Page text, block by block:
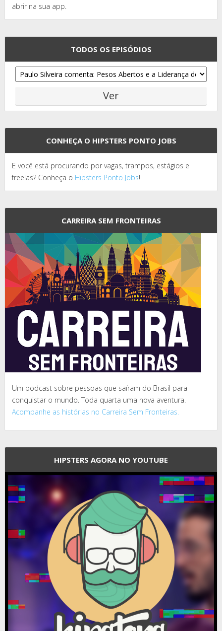
abrir na sua app.
TODOS OS EPISÓDIOS
CONHEÇA O HIPSTERS PONTO JOBS
E você está procurando por vagas, trampos, estágios e
freelas? Conheça o Hipsters Ponto Jobs!
CARREIRA SEM FRONTEIRAS
Um podcast sobre pessoas que saíram do Brasil para
conquistar o mundo. Toda quarta uma nova aventura.
Acompanhe as histórias no Carreira Sem Fronteiras.
HIPSTERS AGORA NO YOUTUBE